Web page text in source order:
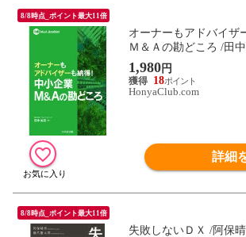
8/8時点_ポイント最大11倍
オーナーもアドバイザ
Ｍ＆Ａの勘どころ /田
1,980円
18
HonyaClub.com
詳細
8/8時点_ポイント最大11倍
失敗しないＤＸ /阿保